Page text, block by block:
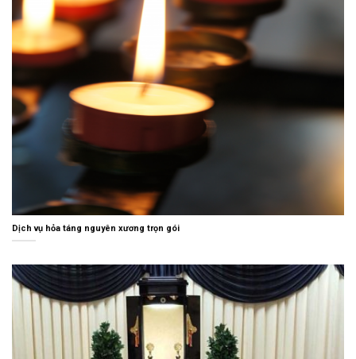
Dịch vụ hỏa táng nguyên xương trọn gói